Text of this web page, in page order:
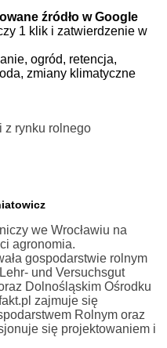
źródło w Google
1 klik i zatwierdzenie w
ogród, retencja,
zmiany klimatyczne
z rynku rolnego
we Wrocławiu na
agronomia.
gospodarstwie rolnym
und Versuchsgut
Dolnośląskim Ośrodku
zajmuje się
Rolnym oraz
się projektowaniem i